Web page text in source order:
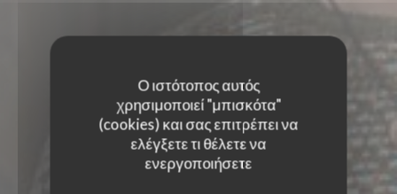
Ο ιστότοπος αυτός
χρησιμοποιεί "μπισκότα"
(cookies) και σας επιτρέπει να
ελέγξετε τι θέλετε να
ενεργοποιήσετε